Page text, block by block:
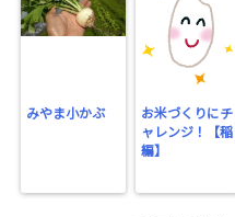
みやま小かぶ
お米づくりにチ
ャレンジ！【稲
編】